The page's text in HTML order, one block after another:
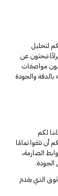
لتحليل
تبحثون عن
مواصفات
والجودة
لكم
تثقوا تمامًا
الصارمة،
الجودة.
الذي يقدم